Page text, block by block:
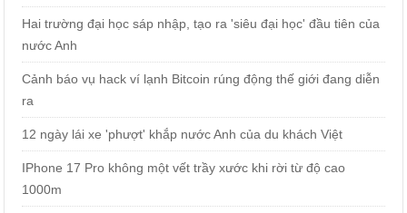
Hai trường đại học sáp nhập, tạo ra 'siêu đại học' đầu tiên của
nước Anh
Cảnh báo vụ hack ví lạnh Bitcoin rúng động thế giới đang diễn
ra
12 ngày lái xe 'phượt' khắp nước Anh của du khách Việt
IPhone 17 Pro không một vết trầy xước khi rời từ độ cao
1000m